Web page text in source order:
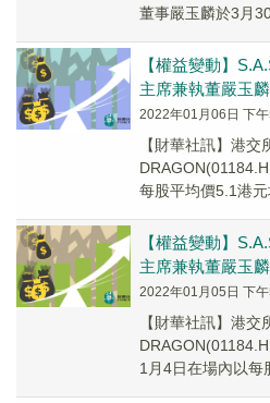
董事嚴玉麟於3月
【權益變動】
主席兼執董嚴玉
2022年01月06日 下
【財華社訊】港交
每股平均價5.1港
【權益變動】
主席兼執董嚴玉
2022年01月05日 下
【財華社訊】港交
1月4日在場內以每